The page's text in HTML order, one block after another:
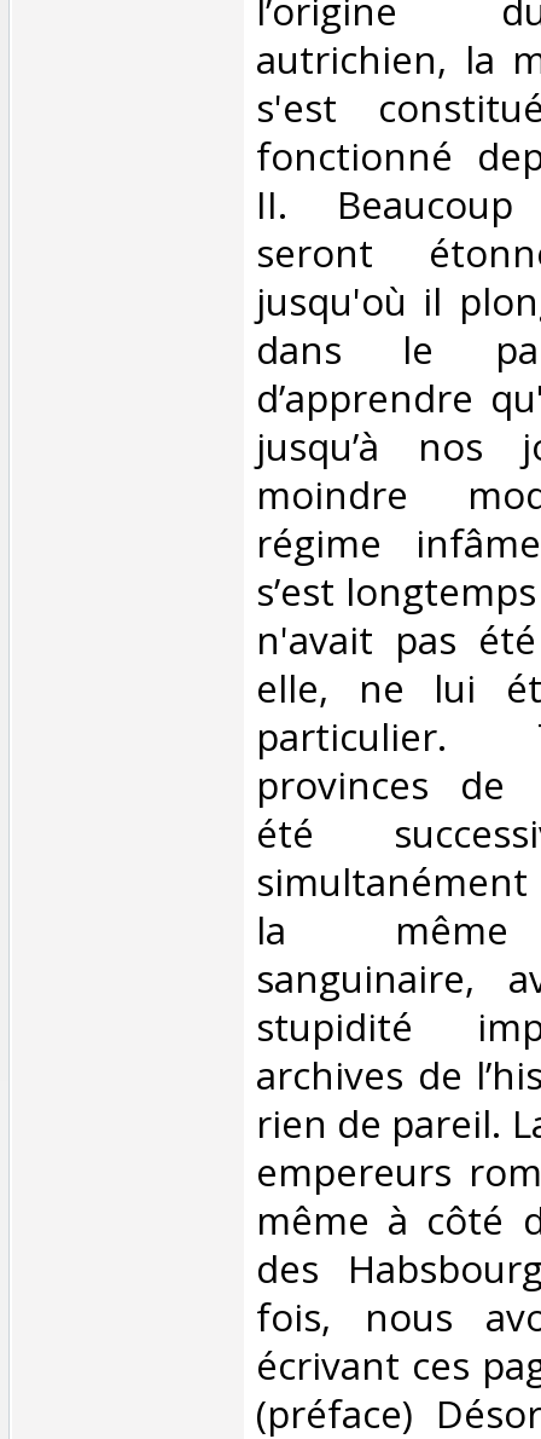
l’origine
autrichien, la
s'est
fonctionné
II.
seront
jusqu'où il
dans le
d’apprendre
jusqu’à nos
moindre
régime
s’est
n'avait pas
elle, ne lui
particulier.
provinces de
été
la même
sanguinaire,
stupidité
archives de
rien de pareil.
empereurs
même à côté
des
fois, nous
écrivant ces
(préface)